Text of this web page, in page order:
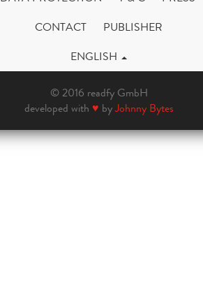
CONTACT
PUBLISHER
ENGLISH
© 2016 readfy GmbH
developed with ♥ byJohnny Bytes